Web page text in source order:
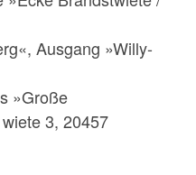
Ausgang »Willy-
»Große
3, 20457